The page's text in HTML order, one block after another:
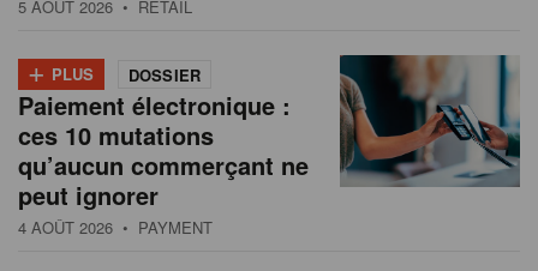
5 AOÛT 2026 • RETAIL
+ PLUS DOSSIER
Paiement électronique :
ces 10 mutations
qu’aucun commerçant ne
peut ignorer
4 AOÛT 2026 • PAYMENT